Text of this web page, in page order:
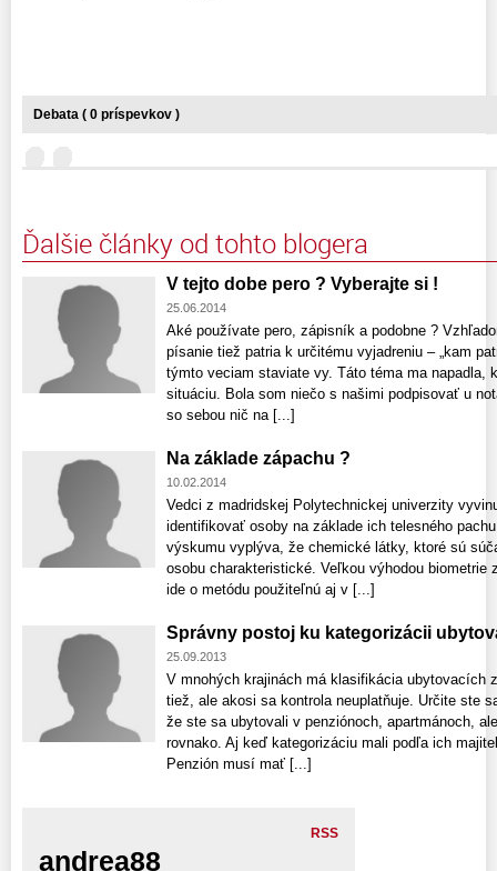
Debata ( 0 príspevkov )
Ďalšie články od tohto blogera
V tejto dobe pero ? Vyberajte si !
25.06.2014
Aké používate pero, zápisník a podobne ?
písanie tiež patria k určitému vyjadreniu – „kam
týmto veciam staviate vy. Táto téma ma napadla,
situáciu. Bola som niečo s našimi podpisovať u
so sebou nič na [...]
Na základe zápachu ?
10.02.2014
Vedci z madridskej Polytechnickej univerzity
identifikovať osoby na základe ich telesného
výskumu vyplýva, že chemické látky, ktoré sú
osobu charakteristické. Veľkou výhodou biometrie
ide o metódu použiteľnú aj v [...]
Správny postoj ku kategorizácii
25.09.2013
V mnohých krajinách má klasifikácia ubytovacích
tiež, ale akosi sa kontrola neuplatňuje. Určite ste
že ste sa ubytovali v penziónoch, apartmánoch,
rovnako. Aj keď kategorizáciu mali podľa ich
Penzión musí mať [...]
RSS
andrea88